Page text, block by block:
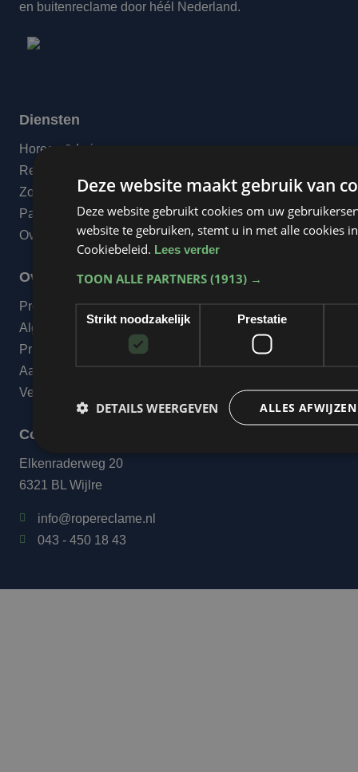
en buitenreclame door héél Nederland.
Diensten
Horeca & Leisure
Retail
Zorg
Particulieren
Overige dienstverlening
Over ons
Projecten
Algemene voorwaarden
Privacyverklaring
Aanleverspecificaties
Veelgestelde vragen
Contact
Elkenraderweg 20
6321 BL Wijlre
info@ropereclame.nl
043 - 450 18 43
Deze website maakt gebruik van
Deze website gebruikt cookies om uw
website te gebruiken, stemt u in met alle cookies
Cookiebeleid. Lees verder
TOON ALLE PARTNERS (1913) →
Strikt noodzakelijk Prestatie
ALLES AFWIJZEN
DETAILS WEERGEVEN